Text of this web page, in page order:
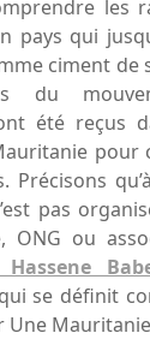
les
pays qui
ciment de
du
été reçus
pour
Précisons
pas
ONG ou
se définit